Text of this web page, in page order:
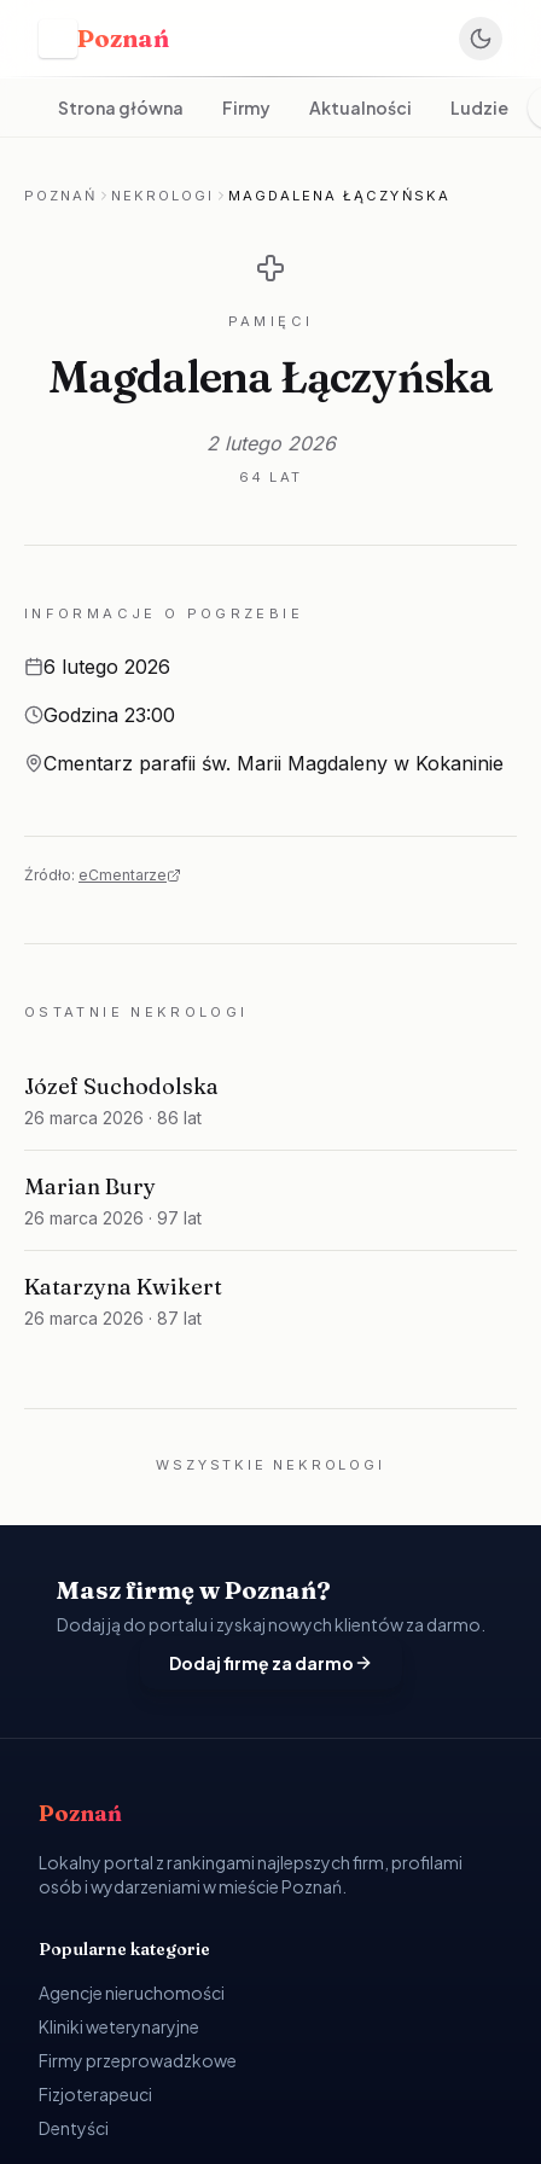
Poznań
Strona główna Firmy Aktualności Ludzie
POZNAŃ NEKROLOGI MAGDALENA ŁĄCZYŃSKA
PAMIĘCI
Magdalena Łączyńska
2 lutego 2026
64 LAT
INFORMACJE O POGRZEBIE
Data6 lutego 2026
Godzina
Godzina 23:00
Miejsce
Cmentarz parafii św. Marii Magdaleny w Kokaninie
Źródło: eCmentarze
OSTATNIE NEKROLOGI
Józef Suchodolska
26 marca 2026 · 86 lat
Marian Bury
26 marca 2026 · 97 lat
Katarzyna Kwikert
26 marca 2026 · 87 lat
WSZYSTKIE NEKROLOGI
Masz firmę w Poznań?
Dodaj ją do portalu i zyskaj nowych klientów za darmo.
Dodaj firmę za darmo
Poznań
Lokalny portal z rankingami najlepszych firm, profilami
osób i wydarzeniami w mieście Poznań.
Popularne kategorie
Agencje nieruchomości
Kliniki weterynaryjne
Firmy przeprowadzkowe
Fizjoterapeuci
Dentyści